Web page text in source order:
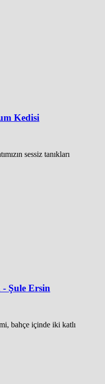
Kedisi
sessiz tanıkları
Şule Ersin
bahçe içinde iki katlı